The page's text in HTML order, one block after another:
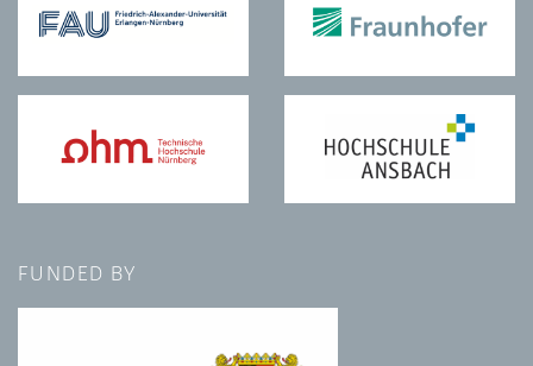
FUNDED BY